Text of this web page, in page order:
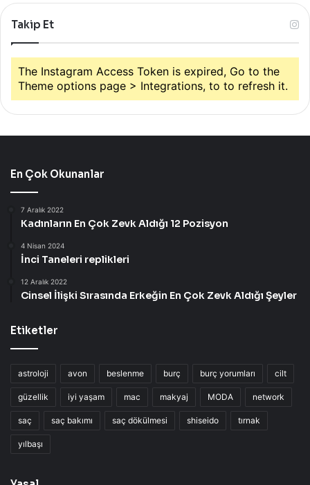
Takip Et
The Instagram Access Token is expired, Go to the
Theme options page > Integrations, to to refresh it.
En Çok Okunanlar
7 Aralık 2022
Kadınların En Çok Zevk Aldığı 12 Pozisyon
4 Nisan 2024
İnci Taneleri replikleri
12 Aralık 2022
Cinsel İlişki Sırasında Erkeğin En Çok Zevk Aldığı Şeyler
Etiketler
astroloji avon beslenme burç burç yorumları cilt
güzellik iyi yaşam mac makyaj MODA network
saç saç bakımı saç dökülmesi shiseido tırnak
yılbaşı